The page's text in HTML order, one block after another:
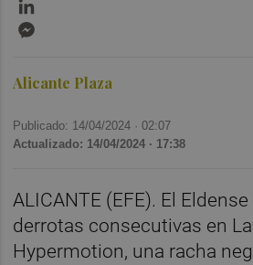
Alicante Plaza
Publicado: 14/04/2024 ·02:07
Actualizado: 14/04/2024 · 17:38
ALICANTE (EFE). El
derrotas consecutivas en
Hypermotion, una racha